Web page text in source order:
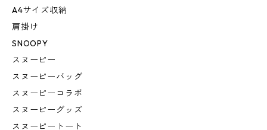
A4サイズ収納
肩掛け
SNOOPY
スヌーピー
スヌーピーバッグ
スヌーピーコラボ
スヌーピーグッズ
スヌーピートート